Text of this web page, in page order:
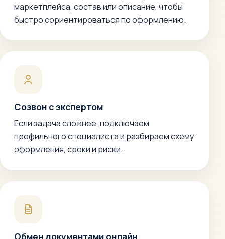
маркетплейса, состав или описание, чтобы
быстро сориентироваться по оформлению.
Созвон с экспертом
Если задача сложнее, подключаем
профильного специалиста и разбираем схему
оформления, сроки и риски.
Обмен документами онлайн